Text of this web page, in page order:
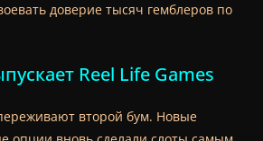
доверие тысяч гемблеров по
Reel Life Games
второй бум. Новые